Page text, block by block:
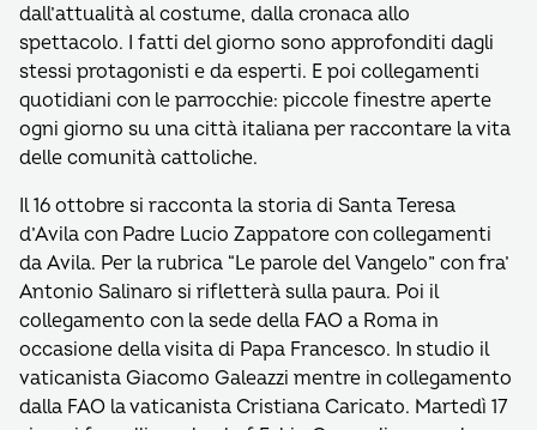
dall’attualità al costume, dalla cronaca allo
spettacolo. I fatti del giorno sono approfonditi dagli
stessi protagonisti e da esperti. E poi collegamenti
quotidiani con le parrocchie: piccole finestre aperte
ogni giorno su una città italiana per raccontare la vita
delle comunità cattoliche.
Il 16 ottobre si racconta la storia di Santa Teresa
d’Avila con Padre Lucio Zappatore con collegamenti
da Avila. Per la rubrica “Le parole del Vangelo” con fra’
Antonio Salinaro si rifletterà sulla paura. Poi il
collegamento con la sede della FAO a Roma in
occasione della visita di Papa Francesco. In studio il
vaticanista Giacomo Galeazzi mentre in collegamento
dalla FAO la vaticanista Cristiana Caricato. Martedì 17